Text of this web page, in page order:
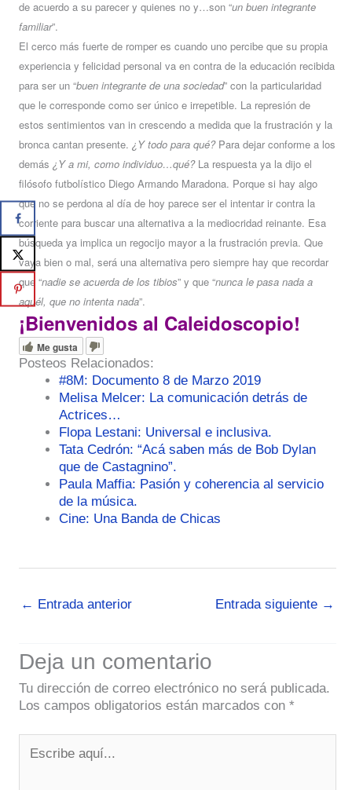
de acuerdo a su parecer y quienes no y…son “un buen integrante
familiar”.
El cerco más fuerte de romper es cuando uno percibe que su propia
experiencia y felicidad personal va en contra de la educación recibida
para ser un “buen integrante de una sociedad” con la particularidad
que le corresponde como ser único e irrepetible. La represión de
estos sentimientos van in crescendo a medida que la frustración y la
bronca cantan presente. ¿Y todo para qué? Para dejar conforme a los
demás ¿Y a mi, como individuo…qué?La respuesta ya la dijo el
filósofo futbolístico Diego Armando Maradona. Porque si hay algo
que no se perdona al día de hoy parece ser el intentar ir contra la
corriente para buscar una alternativa a la mediocridad reinante. Esa
búsqueda ya implica un regocijo mayor a la frustración previa. Que
vaya bien o mal, será una alternativa pero siempre hay que recordar
que “nadie se acuerda de los tibios” y que “nunca le pasa nada a
aquél, que no intenta nada”.
¡Bienvenidos al Caleidoscopio!
Me gusta
Posteos Relacionados:
#8M: Documento 8 de Marzo 2019
Melisa Melcer: La comunicación detrás de
Actrices…
Flopa Lestani: Universal e inclusiva.
Tata Cedrón: “Acá saben más de Bob Dylan
que de Castagnino”.
Paula Maffia: Pasión y coherencia al servicio
de la música.
Cine: Una Banda de Chicas
← Entrada anterior Entrada siguiente →
Deja un comentario
Tu dirección de correo electrónico no será publicada.
Los campos obligatorios están marcados con *
aquí...